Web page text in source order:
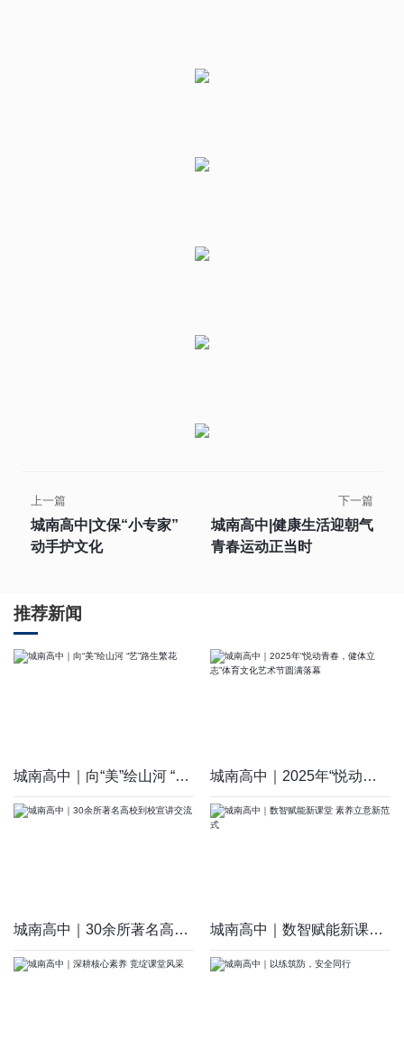
上一篇
城南高中|文保“小专家”
动手护文化
下一篇
城南高中|健康生活迎朝气
青春运动正当时
推荐新闻
城南高中｜向“美”绘山河 “艺”路生繁花 城南高中｜2025年“悦动青春，健体立志”体育文化艺术节圆满落幕
城南高中｜30余所著名高校到校宣讲交流 城南高中｜数智赋能新课堂 素养立意新范式